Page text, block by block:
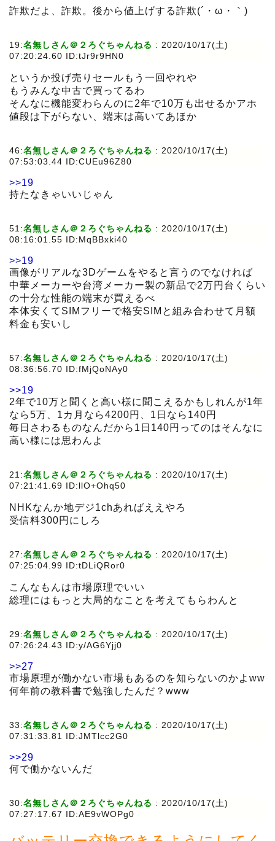
詐欺だよ、詐欺。後から値上げする詐欺(´・ω・｀)
19:名無しさん＠２ろぐちゃんねる : 2020/10/17(土)
07:20:24.60 ID:tJr9r9HN0
というか投げ売りセールもう一回やれや
もうみんな中古で買ってるわ
そんなに機能変わらんのに2年で10万も出せるかアホ
値段は下がらない、端末は高いてあほか
46:名無しさん＠２ろぐちゃんねる : 2020/10/17(土)
07:53:03.44 ID:CUEu96Z80
>>19
持たなきゃいいじゃん
51:名無しさん＠２ろぐちゃんねる : 2020/10/17(土)
08:16:01.55 ID:MqBBxki40
>>19
画像がリアルな3Dゲームをやると言うのでなければ
中華メーカーや台湾メーカー製の新品で2万円台くらい
の十分な性能の端末が買えるべ
本体安くてSIMフリーで格安SIMと組み合わせて月額
料金も安いし
57:名無しさん＠２ろぐちゃんねる : 2020/10/17(土)
08:36:56.70 ID:fMjQoNAy0
>>19
2年で10万と聞くと高い様に聞こえるかもしれんが1年
なら5万、1カ月なら4200円、1日なら140円
毎日さわるものなんだから1日140円ってのはそんなに
高い様には思わんよ
21:名無しさん＠２ろぐちゃんねる : 2020/10/17(土)
07:21:41.69 ID:llO+Ohq50
NHKなんか地デジ1chあればええやろ
受信料300円にしろ
27:名無しさん＠２ろぐちゃんねる : 2020/10/17(土)
07:25:04.99 ID:tDLiQRor0
こんなもんは市場原理でいい
総理にはもっと大局的なことを考えてもらわんと
29:名無しさん＠２ろぐちゃんねる : 2020/10/17(土)
07:26:24.43 ID:y/AG6Yjj0
>>27
市場原理が働かない市場もあるのを知らないのかよww
何年前の教科書で勉強したんだ？www
33:名無しさん＠２ろぐちゃんねる : 2020/10/17(土)
07:31:33.81 ID:JMTlcc2G0
>>29
何で働かないんだ
30:名無しさん＠２ろぐちゃんねる : 2020/10/17(土)
07:27:17.67 ID:AE9vWOPg0